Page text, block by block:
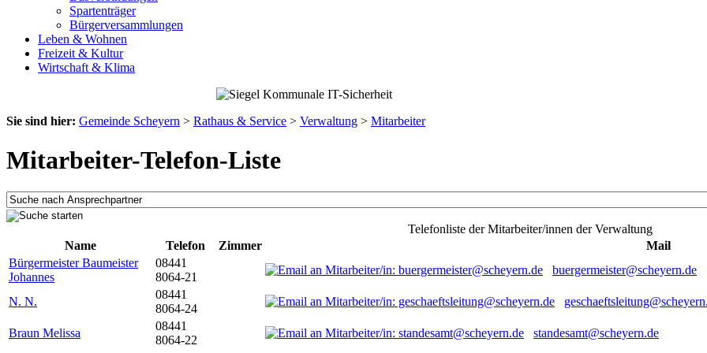
Spartenträger
Bürgerversammlungen
Leben & Wohnen
Freizeit & Kultur
Wirtschaft & Klima
Sie sind hier: Gemeinde Scheyern > Rathaus & Service > Verwaltung > Mitarbeiter
Mitarbeiter-Telefon-Liste
Telefonliste der Mitarbeiter/innen der Verwaltung
Name
Telefon Zimmer
Mail
Bürgermeister Baumeister
Johannes
08441
8064-21
buergermeister@scheyern.de
N. N.
08441
8064-24
Braun Melissa
08441
8064-22
standesamt@scheyern.de